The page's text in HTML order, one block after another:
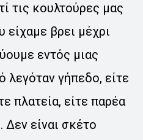
τις κουλτούρες μας
είχαμε βρει μέχρι
εντός μιας
λεγόταν γήπεδο, είτε
πλατεία, είτε παρέα
Δεν είναι σκέτο